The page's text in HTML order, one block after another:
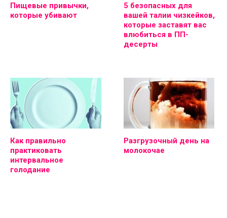
Пищевые привычки,
которые убивают
5 безопасных для
вашей талии чизкейков,
которые заставят вас
влюбиться в ПП-
десерты
Как правильно
практиковать
интервальное
голодание
Разгрузочный день на
молокочае